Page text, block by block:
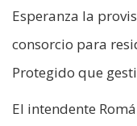
Esperanza la
consorcio para
Protegido que
El intendente